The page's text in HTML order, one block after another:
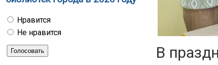
Нравится
Не нравится
В